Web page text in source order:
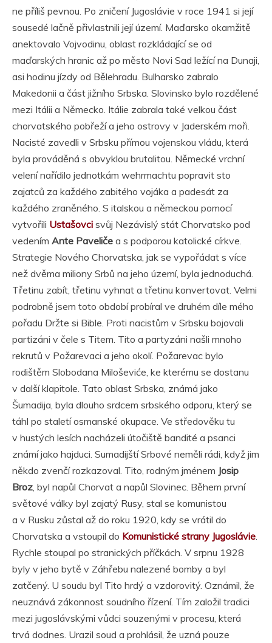
ne příliš pevnou. Po zničení Jugoslávie v roce 1941 si její
sousedé lačně přivlastnili její území. Maďarsko okamžitě
anektovalo Vojvodinu, oblast rozkládající se od
maďarských hranic až po město Novi Sad ležící na Dunaji,
asi hodinu jízdy od Bělehradu. Bulharsko zabralo
Makedonii a část jižního Srbska. Slovinsko bylo rozdělené
mezi Itálii a Německo. Itálie zabrala také velkou část
chorvatského pobřeží a jeho ostrovy v Jaderském moři.
Nacisté zavedli v Srbsku přímou vojenskou vládu, která
byla prováděná s obvyklou brutalitou. Německé vrchní
velení nařídilo jednotkám wehrmachtu popravit sto
zajatců za každého zabitého vojáka a padesát za
každého zraněného. S italskou a německou pomocí
vytvořili Ustašovci svůj Nezávislý stát Chorvatsko pod
vedením Ante Paveliče a s podporou katolické církve.
Strategie Nového Chorvatska, jak se vypořádat s více
než dvěma miliony Srbů na jeho území, byla jednoduchá.
Třetinu zabít, třetinu vyhnat a třetinu konvertovat. Velmi
podrobně jsem toto období probíral ve druhém díle mého
pořadu Držte si Bible. Proti nacistům v Srbsku bojovali
partizáni v čele s Titem. Tito a partyzáni našli mnoho
rekrutů v Požarevaci a jeho okolí. Požarevac bylo
rodištěm Slobodana Miloševiće, ke kterému se dostanu
v další klapitole. Tato oblast Srbska, známá jako
Šumadija, byla dlouho srdcem srbského odporu, který se
táhl po staletí osmanské okupace. Ve středověku tu
v hustých lesích nacházeli útočiště bandité a psanci
známí jako hajduci. Sumadijští Srbové neměli rádi, když jim
někdo zvenčí rozkazoval. Tito, rodným jménem Josip
Broz, byl napůl Chorvat a napůl Slovinec. Během první
světové války byl zajatý Rusy, stal se komunistou
a v Rusku zůstal až do roku 1920, kdy se vrátil do
Chorvatska a vstoupil do Komunistické strany Jugoslávie.
Rychle stoupal po stranických příčkách. V srpnu 1928
byly v jeho bytě v Záhřebu nalezené bomby a byl
zatčený. U soudu byl Tito hrdý a vzdorovitý. Oznámil, že
neuznává zákonnost soudního řízení. Tím založil tradici
mezi jugoslávskými vůdci souzenými v procesu, která
trvá dodnes. Urazil soud a prohlásil, že uzná pouze